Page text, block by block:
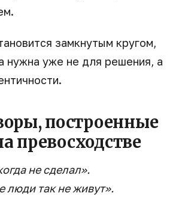
замкнутым кругом,
нужна уже не для решения, а
построенные
превосходстве
не сделал».
люди так не живут».